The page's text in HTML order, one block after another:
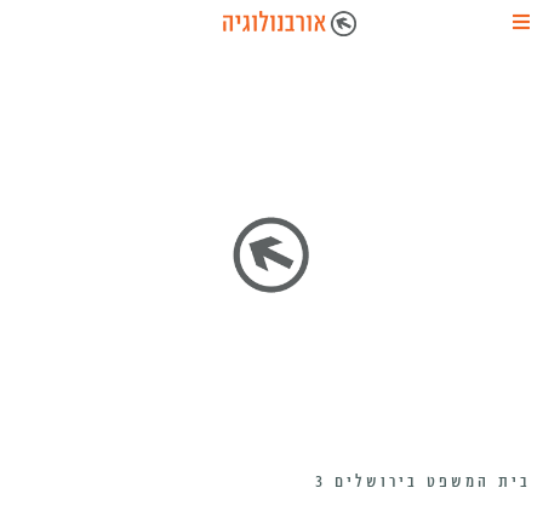
בית המשפט בירושלים 3